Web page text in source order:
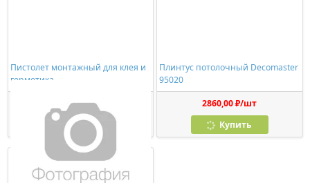
Пистолет монтажный для клея и
герметика
278,00 ₽/шт
Купить
Плинтус потолочный Decomaster
95020
2860,00 ₽/шт
Купить